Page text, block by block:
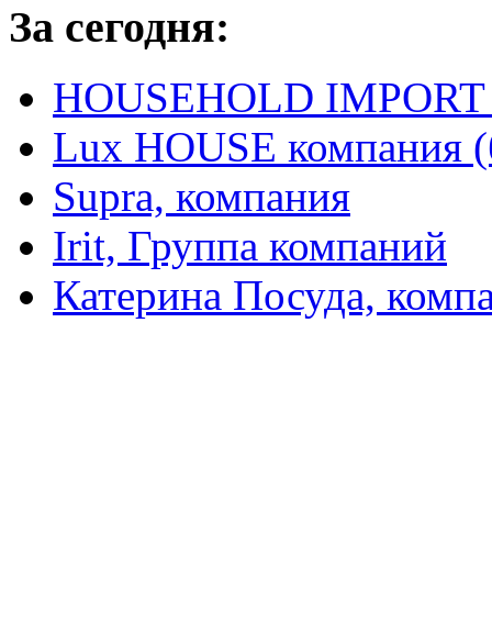
За сегодня:
HOUSEHOLD
Lux HOUSE компания
Supra, компания
Irit, Группа компаний
Катерина Посуда,